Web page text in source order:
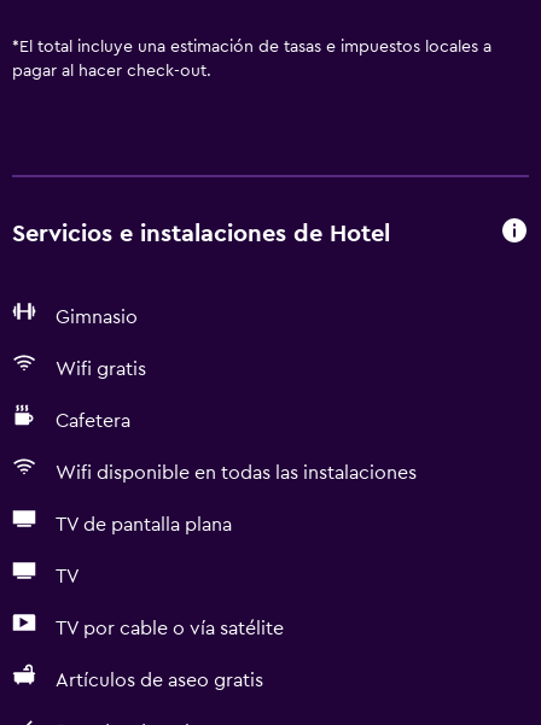
* El total incluye una estimación de tasas e impuestos locales a
pagar al hacer check-out.
Servicios e instalaciones de Hotel
Gimnasio
Wifi gratis
Cafetera
Wifi disponible en todas las instalaciones
TV de pantalla plana
TV
TV por cable o vía satélite
Artículos de aseo gratis